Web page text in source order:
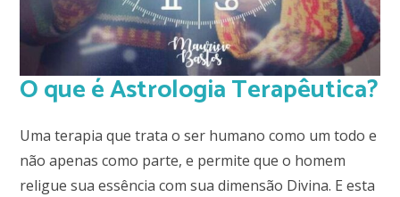
O que é Astrologia Terapêutica?
Uma terapia que trata o ser humano como um todo e
não apenas como parte, e permite que o homem
religue sua essência com sua dimensão Divina. E esta